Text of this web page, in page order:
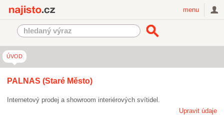
menu
ÚVOD
PALNAS (Staré Město)
Internetový prodej a showroom interiérových svítidel.
Upravit údaje